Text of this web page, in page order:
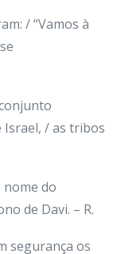
/ “Vamos à
Israel, / as tribos
nome do
de Davi. – R.
segurança os